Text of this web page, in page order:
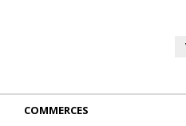
COMMERCES